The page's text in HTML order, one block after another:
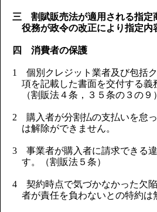
三 割賦販売法が適用される指定
役務が政令の改正により指定内
四 消費者の保護
1 個別クレジット業者及び包括
項を記載した書面を交付する義
（割販法４条，３５条の３の９）
2 購入者が分割払の支払いを怠
は解除ができません。
3 事業者が購入者に請求できる
す。（割販法５条）
4 契約時点で気づかなかった欠
者が責任を負わないとの特約は